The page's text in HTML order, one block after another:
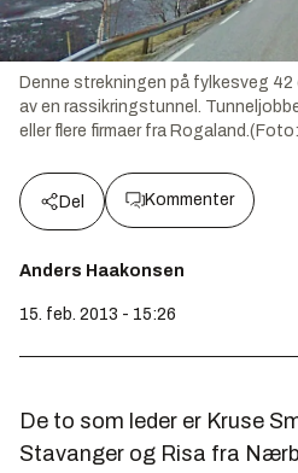
Denne strekningen på fylkesveg
av en rassikringstunnel.
eller flere firmaer fra
Del Kommenter
Anders Haakonsen
15. feb. 2013 - 15:26
De to som leder er Kruse
Stavanger og Risa fra